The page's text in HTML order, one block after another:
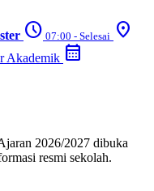
schedule 07:00 - Selesai location_on
Akademik calendar_month
2026/2027 dibuka
resmi sekolah.